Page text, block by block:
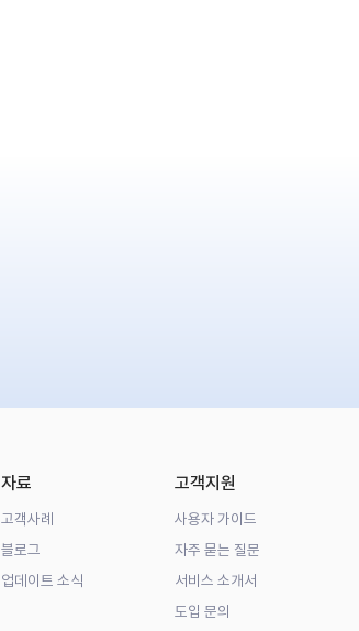
자료
고객사례
블로그
업데이트 소식
고객지원
사용자 가이드
자주 묻는 질문
서비스 소개서
도입 문의